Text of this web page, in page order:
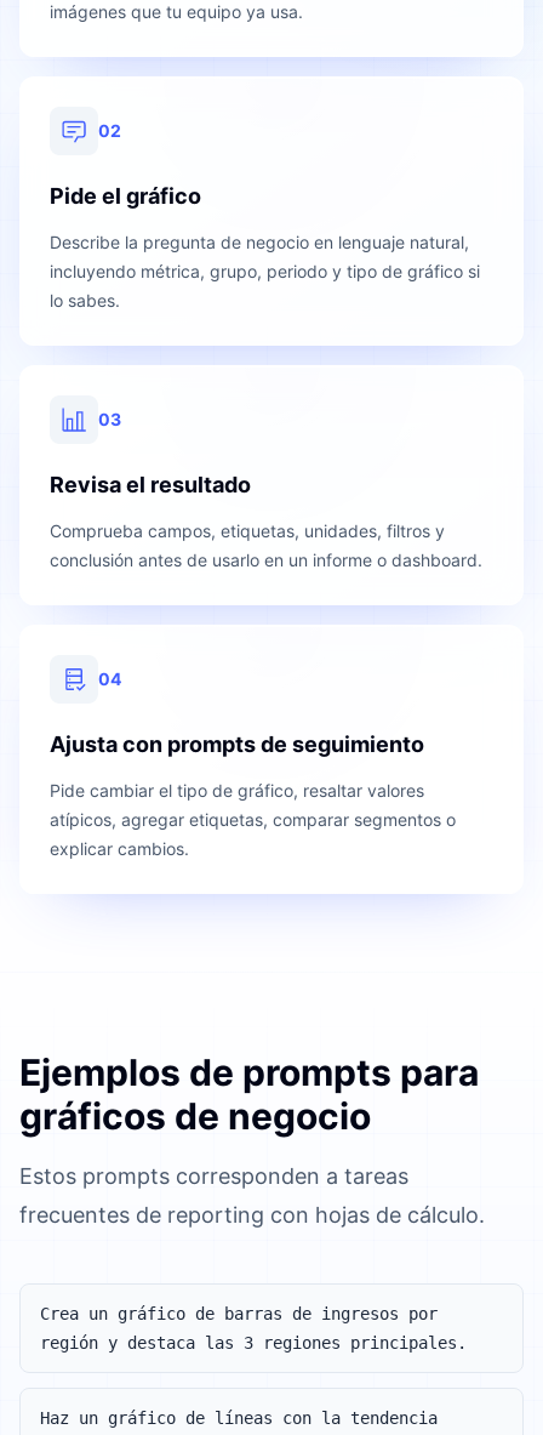
imágenes que tu equipo ya usa.
02
Pide el gráfico
Describe la pregunta de negocio en lenguaje natural,
incluyendo métrica, grupo, periodo y tipo de gráfico si
lo sabes.
03
Revisa el resultado
Comprueba campos, etiquetas, unidades, filtros y
conclusión antes de usarlo en un informe o dashboard.
04
Ajusta con prompts de seguimiento
Pide cambiar el tipo de gráfico, resaltar valores
atípicos, agregar etiquetas, comparar segmentos o
explicar cambios.
Ejemplos de prompts para
gráficos de negocio
Estos prompts corresponden a tareas
frecuentes de reporting con hojas de cálculo.
Crea un gráfico de barras de ingresos por
región y destaca las 3 regiones principales.
Haz un gráfico de líneas con la tendencia